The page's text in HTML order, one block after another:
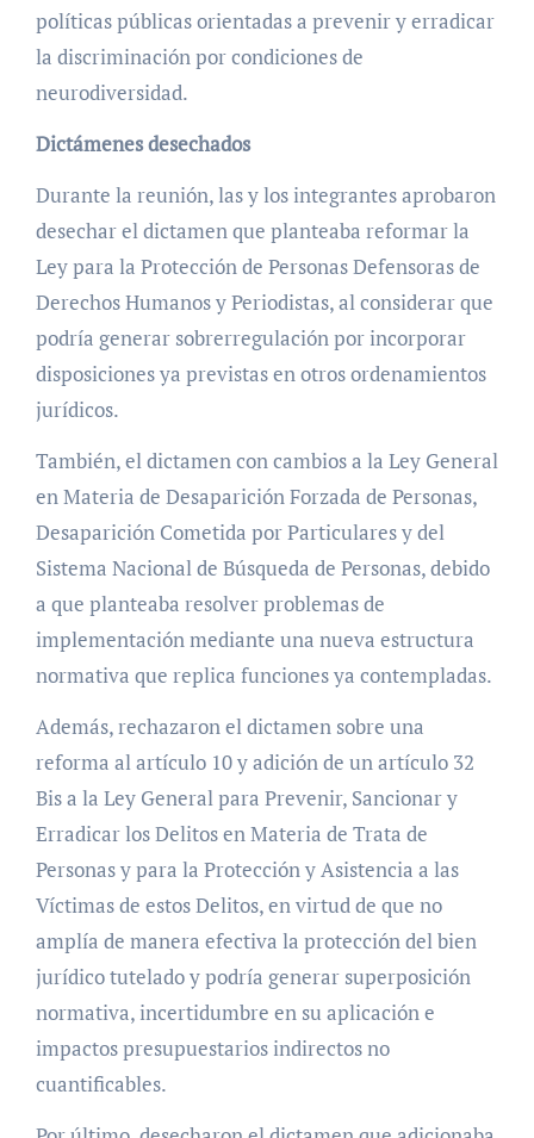
políticas públicas orientadas a prevenir y erradicar
la discriminación por condiciones de
neurodiversidad.
Dictámenes desechados
Durante la reunión, las y los integrantes aprobaron
desechar el dictamen que planteaba reformar la
Ley para la Protección de Personas Defensoras de
Derechos Humanos y Periodistas, al considerar que
podría generar sobrerregulación por incorporar
disposiciones ya previstas en otros ordenamientos
jurídicos.
También, el dictamen con cambios a la Ley General
en Materia de Desaparición Forzada de Personas,
Desaparición Cometida por Particulares y del
Sistema Nacional de Búsqueda de Personas, debido
a que planteaba resolver problemas de
implementación mediante una nueva estructura
normativa que replica funciones ya contempladas.
Además, rechazaron el dictamen sobre una
reforma al artículo 10 y adición de un artículo 32
Bis a la Ley General para Prevenir, Sancionar y
Erradicar los Delitos en Materia de Trata de
Personas y para la Protección y Asistencia a las
Víctimas de estos Delitos, en virtud de que no
amplía de manera efectiva la protección del bien
jurídico tutelado y podría generar superposición
normativa, incertidumbre en su aplicación e
impactos presupuestarios indirectos no
cuantificables.